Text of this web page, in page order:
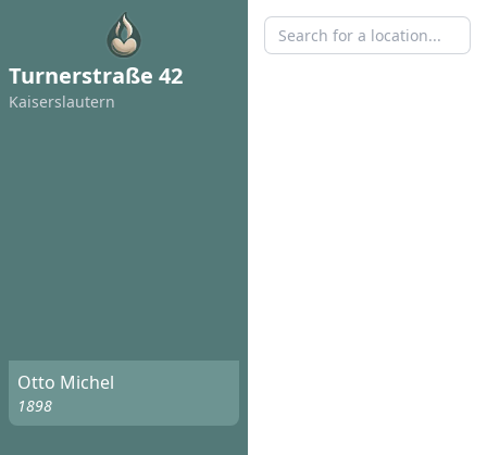
Turnerstraße 42
Kaisers­lautern
Otto Michel
1898